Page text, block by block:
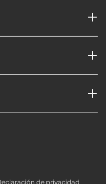
de privacidad